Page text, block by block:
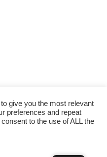
give you the most relevant
preferences and repeat
to the use of ALL the